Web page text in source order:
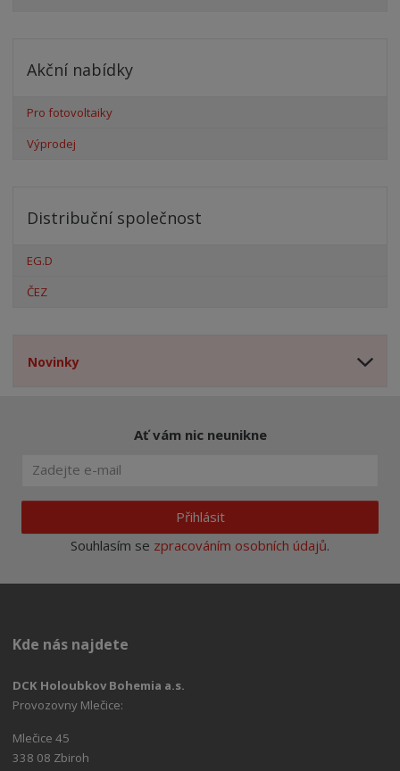
Akční nabídky
Pro fotovoltaiky
Výprodej
Distribuční společnost
EG.D
ČEZ
Novinky
Ať vám nic neunikne
Přihlásit
Souhlasím se zpracováním osobních údajů.
Kde nás najdete
DCK Holoubkov Bohemia a.s.
Provozovny Mlečice:
Mlečice 45
338 08 Zbiroh